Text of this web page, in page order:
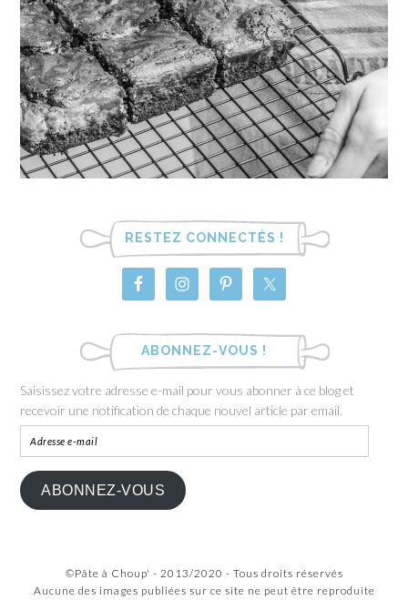
RESTEZ CONNECTÉS !
ABONNEZ-VOUS !
Saisissez votre adresse e-mail pour vous abonner à ce blog et
recevoir une notification de chaque nouvel article par email.
ABONNEZ-VOUS
©Pâte à Choup' - 2013/2020 - Tous droits réservés
Aucune des images publiées sur ce site ne peut être reproduite